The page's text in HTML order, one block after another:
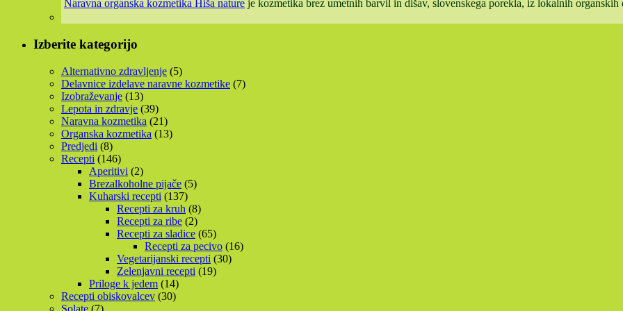
Naravna organska kozmetika Hiša nature je kozmetika brez umetnih barvil in dišav, slovenskega porekla, iz lokalnih
Izberite kategorijo
Alternativno zdravljenje (5)
Delavnice izdelave naravne kozmetike (7)
Izobraževanje (13)
Lepota in zdravje (39)
Naravna kozmetika (21)
Organska kozmetika (13)
Predjedi (8)
Recepti (146)
Aperitivi (2)
Brezalkoholne pijače (5)
Kuharski recepti (137)
Recepti za kruh (8)
Recepti za ribe (2)
Recepti za sladice (65)
Recepti za pecivo (16)
Vegetarijanski recepti (30)
Zelenjavni recepti (19)
Priloge k jedem (14)
Recepti obiskovalcev (30)
Solate (7)